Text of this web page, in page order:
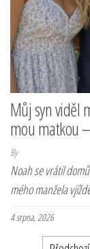
Můj syn viděl
mou matkou
By
Noah se vrátil
mého manžela
4 srpna, 2026